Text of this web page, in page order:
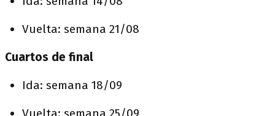
Vuelta: semana 21/08
Cuartos de final
Ida: semana 18/09